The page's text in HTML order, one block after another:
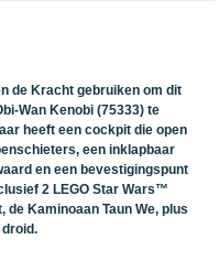
de Kracht gebruiken om dit
Wan Kenobi (75333) te
heeft een cockpit die open
een inklapbaar
en een bevestigingspunt
2 LEGO Star Wars™
Kaminoaan Taun We, plus
droid.